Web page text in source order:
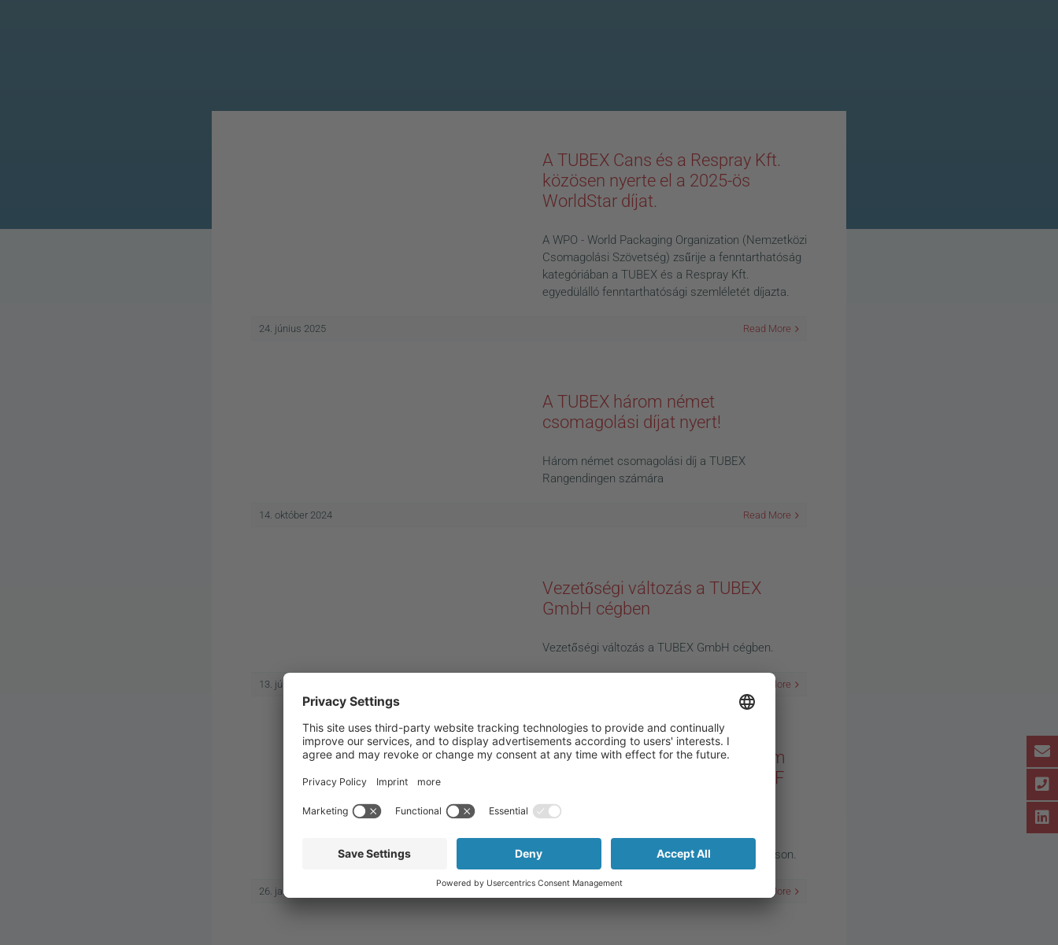
A TUBEX Cans és a Respray Kft.
közösen nyerte el a 2025-ös
WorldStar díjat.
A WPO - World Packaging Organization (Nemzetközi
Csomagolási Szövetség) zsűrije a fenntarthatóság
kategóriában a TUBEX és a Respray Kft.
egyedülálló fenntarthatósági szemléletét díjazta.
24. június 2025 Read More
A TUBEX három német
csomagolási díjat nyert!
Három német csomagolási díj a TUBEX
Rangendingen számára
14. október 2024 Read More
Vezetőségi változás a TUBEX
GmbH cégben
Vezetőségi változás a TUBEX GmbH cégben.
13. június 2024 Read More
News
A TUBEX egy ADF díjat és három
Oklevelet is elnyert a párizsi ADF
A TUBEX egy ADF díjat és három Oklevelet is
elnyert a párizsi ADF Aeroszol szakmai kiállításon.
26. január 2024 Read More